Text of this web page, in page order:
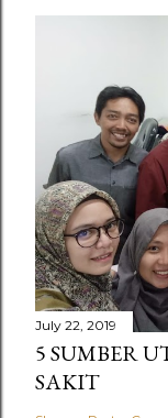
July 22, 2019
5 SUMBER
SAKIT